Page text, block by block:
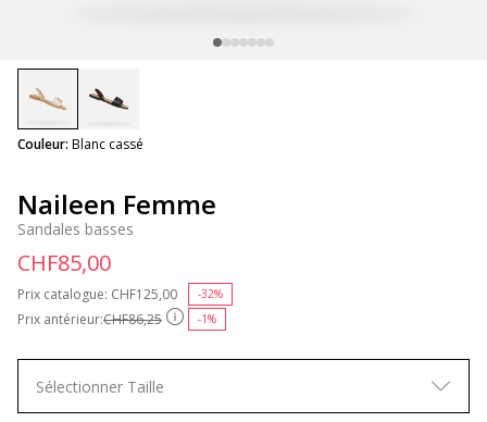
Naileen Femme
Sandales basses
Prix antérieur:CHF86,25 -1%
Prix catalogue: Price reduced from
CHF125,00 -32%
CHF85,00
Couleur: Blanc cassé
selected
Sélectionner Taille